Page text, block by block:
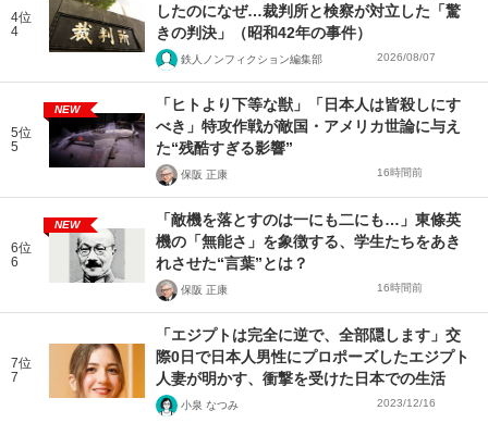
4位
4
したのになぜ…裁判所と検察が対立した「驚
きの判決」（昭和42年の事件）
鉄人ノンフィクション編集部 2026/08/07
5位
5
NEW
「ヒトより下等な獣」「日本人は皆殺しにす
べき」特攻作戦が敵国・アメリカ世論に与え
た“残酷すぎる影響”
保阪 正康 16時間前
6位
6
NEW
「敵機を落とすのは一にも二にも…」東條英
機の「無能さ」を象徴する、学生たちをあき
れさせた“言葉”とは？
保阪 正康 16時間前
7位
7
「エジプトは完全に逆で、全部隠します」交
際0日で日本人男性にプロポーズしたエジプト
人妻が明かす、衝撃を受けた日本での生活
小泉 なつみ 2023/12/16